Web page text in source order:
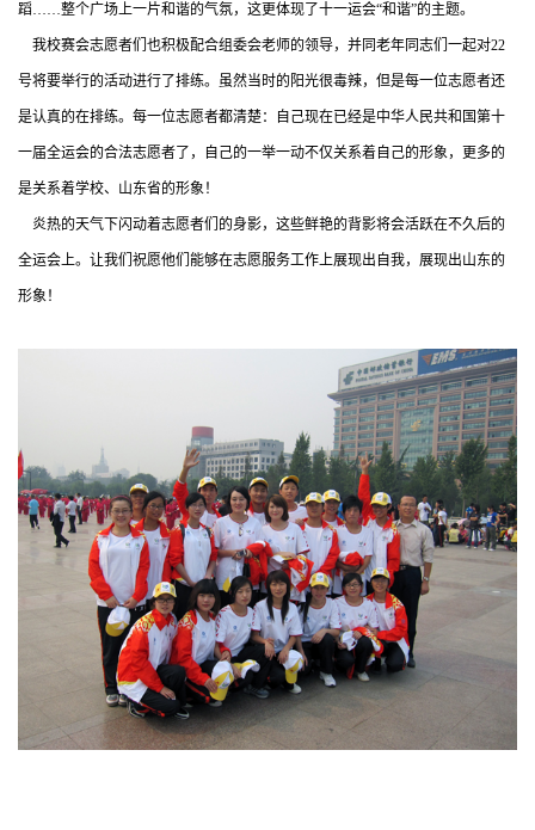
蹈……整个广场上一片和谐的气氛，这更体现了十一运会“和谐”的主题。
我校赛会志愿者们也积极配合组委会老师的领导，并同老年同志们一起对22
号将要举行的活动进行了排练。虽然当时的阳光很毒辣，但是每一位志愿者还
是认真的在排练。每一位志愿者都清楚：自己现在已经是中华人民共和国第十
一届全运会的合法志愿者了，自己的一举一动不仅关系着自己的形象，更多的
是关系着学校、山东省的形象！
炎热的天气下闪动着志愿者们的身影，这些鲜艳的背影将会活跃在不久后的
全运会上。让我们祝愿他们能够在志愿服务工作上展现出自我，展现出山东的
形象！